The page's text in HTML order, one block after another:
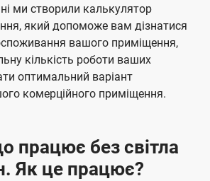
ми створили калькулятор
який допоможе вам дізнатися
вашого приміщення,
кількість роботи ваших
оптимальний варіант
комерційного приміщення.
працює без світла
Як це працює?